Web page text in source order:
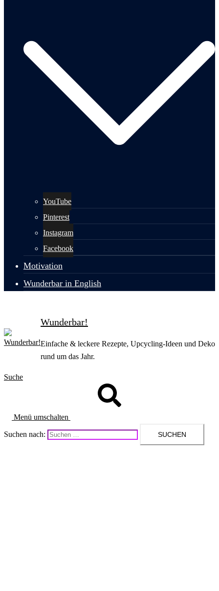
YouTube
Pinterest
Instagram
Facebook
Motivation
Wunderbar in English
Wunderbar!
Einfache & leckere Rezepte, Upcycling-Ideen und Deko
rund um das Jahr.
Suche
Menü umschalten
Suchen nach: